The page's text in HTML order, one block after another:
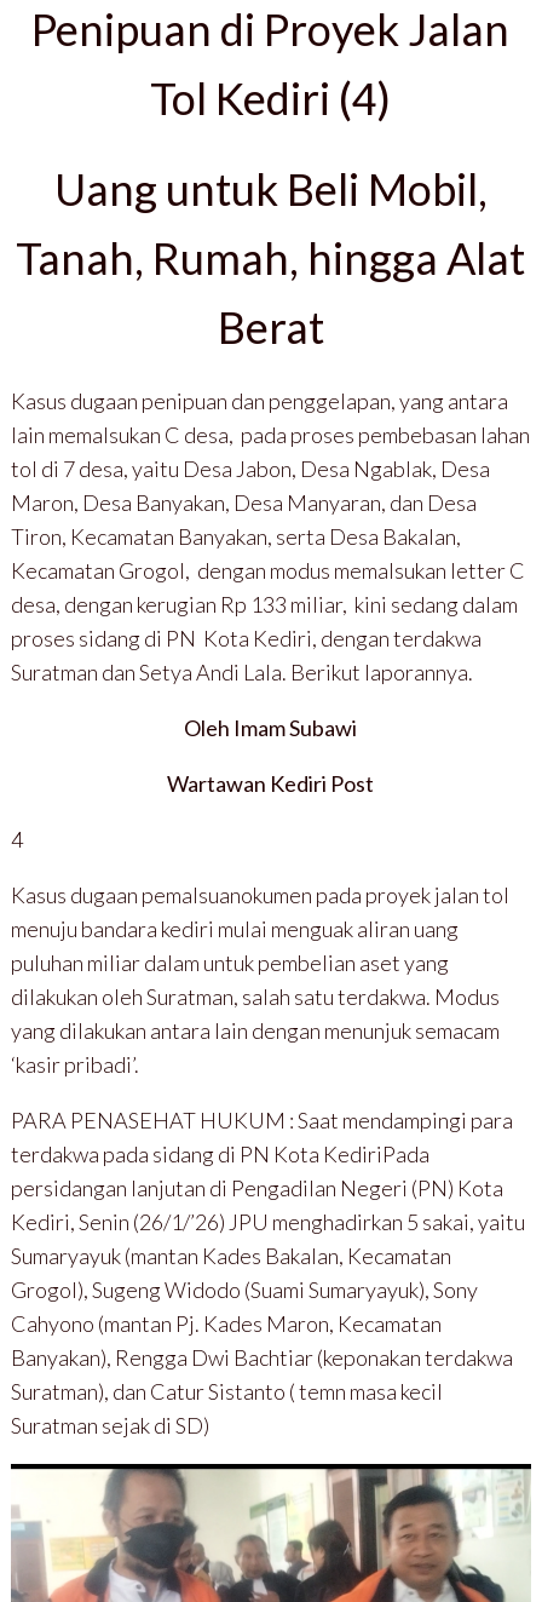
Penipuan di Proyek Jalan
Tol Kediri (4)
Uang untuk Beli Mobil,
Tanah, Rumah, hingga Alat
Berat
Kasus dugaan penipuan dan penggelapan, yang antara
lain memalsukan C desa, pada proses pembebasan lahan
tol di 7 desa, yaitu Desa Jabon, Desa Ngablak, Desa
Maron, Desa Banyakan, Desa Manyaran, dan Desa
Tiron, Kecamatan Banyakan, serta Desa Bakalan,
Kecamatan Grogol, dengan modus memalsukan letter C
desa, dengan kerugian Rp 133 miliar, kini sedang dalam
proses sidang di PN Kota Kediri, dengan terdakwa
Suratman dan Setya Andi Lala. Berikut laporannya.
Oleh Imam Subawi
Wartawan Kediri Post
4
Kasus dugaan pemalsuanokumen pada proyek jalan tol
menuju bandara kediri mulai menguak aliran uang
puluhan miliar dalam untuk pembelian aset yang
dilakukan oleh Suratman, salah satu terdakwa. Modus
yang dilakukan antara lain dengan menunjuk semacam
‘kasir pribadi’.
PARA PENASEHAT HUKUM : Saat mendampingi para
terdakwa pada sidang di PN Kota KediriPada
persidangan lanjutan di Pengadilan Negeri (PN) Kota
Kediri, Senin (26/1/’26) JPU menghadirkan 5 sakai, yaitu
Sumaryayuk (mantan Kades Bakalan, Kecamatan
Grogol), Sugeng Widodo (Suami Sumaryayuk), Sony
Cahyono (mantan Pj. Kades Maron, Kecamatan
Banyakan), Rengga Dwi Bachtiar (keponakan terdakwa
Suratman), dan Catur Sistanto ( temn masa kecil
Suratman sejak di SD)